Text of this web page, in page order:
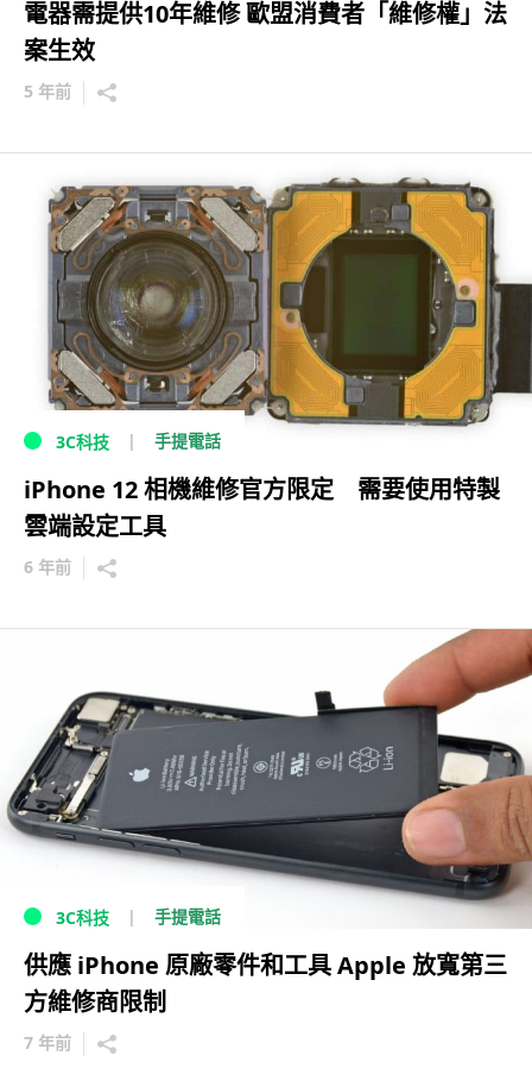
電器需提供10年維修 歐盟消費者「維修權」法
案生效
5 年前
3C科技 手提電話
iPhone 12 相機維修官方限定 需要使用特製
雲端設定工具
6 年前
3C科技 手提電話
供應 iPhone 原廠零件和工具 Apple 放寬第三
方維修商限制
7 年前